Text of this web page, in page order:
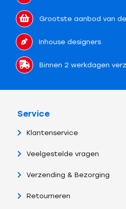
Grootste aanbod van
Inhouse designers
Binnen 2 werkdagen
Service
Klantenservice
Veelgestelde vragen
Verzending & Bezorging
Retourneren